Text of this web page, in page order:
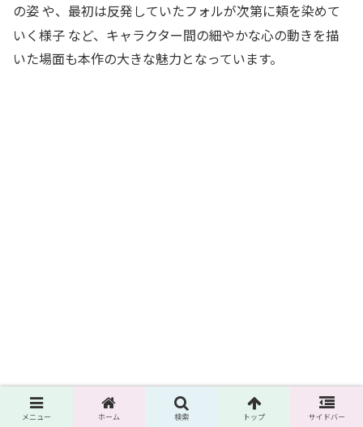
の姿や、最初は反発していたフォルが次第に頬を染めて
いく様子 など、キャラクター間の細やかな心の動きを描
いた場面も本作の大きな魅力となっています。
メニュー ホーム 検索 トップ サイドバー